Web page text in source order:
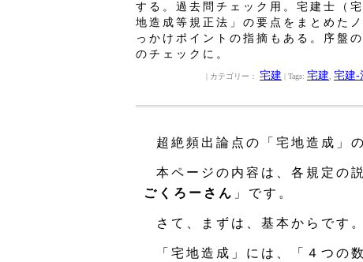
する。過去問チェック用。宅建士（
地造成等規正法」の要点をまとめた
っかけポイントの指摘もある。序盤
のチェックに。
| カテゴリー： 宅建 | Tags: 宅建 宅建
超絶頻出論点の「宅地造成」
本ページの内容は、各規定の
ごくろーさん 」です。
さて、まずは、基本からです。
「宅地造成」には、「４つの